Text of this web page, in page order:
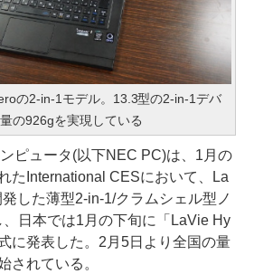
の2-in-1モデル。13.3型の2-in-1デバ
の926gを実現している
ピュータ(以下NEC PC)は、1月の
たInternational CESにおいて、La
した薄型2-in-1/クラムシェル型ノ
日本では1月の下旬に「LaVie Hy
に発表した。2月5日より全国の量
されている。